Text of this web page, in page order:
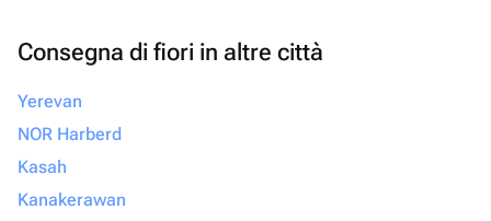
Consegna di fiori in altre città
Yerevan
NOR Harberd
Kasah
Kanakerawan